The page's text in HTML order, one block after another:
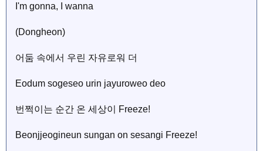
I'm gonna, I wanna
(Dongheon)
어둠 속에서 우린 자유로워 더
Eodum sogeseo urin jayuroweo deo
번쩍이는 순간 온 세상이 Freeze!
Beonjjeogineun sungan on sesangi Freeze!